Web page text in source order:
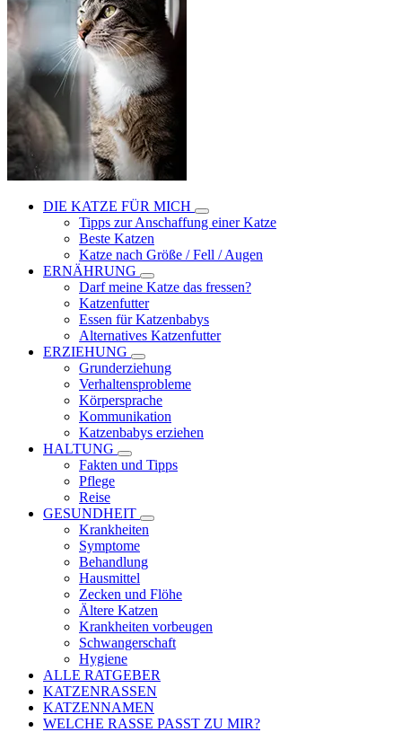
DIE KATZE FÜR MICH
Tipps zur Anschaffung einer Katze
Beste Katzen
Katze nach Größe / Fell / Augen
ERNÄHRUNG
Darf meine Katze das fressen?
Katzenfutter
Essen für Katzenbabys
Alternatives Katzenfutter
ERZIEHUNG
Grunderziehung
Verhaltensprobleme
Körpersprache
Kommunikation
Katzenbabys erziehen
HALTUNG
Fakten und Tipps
Pflege
Reise
GESUNDHEIT
Krankheiten
Symptome
Behandlung
Hausmittel
Zecken und Flöhe
Ältere Katzen
Krankheiten vorbeugen
Schwangerschaft
Hygiene
ALLE RATGEBER
KATZENRASSEN
KATZENNAMEN
WELCHE RASSE PASST ZU MIR?